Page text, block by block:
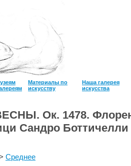
Материалы по
искусству
Наша галерея
искусcтва
Ок. 1478.
Сандро
Среднее